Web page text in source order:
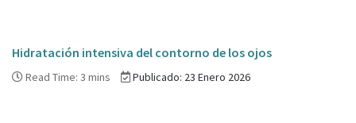
Hidratación intensiva del contorno de los ojos
Read Time: 3 mins Publicado: 23 Enero 2026